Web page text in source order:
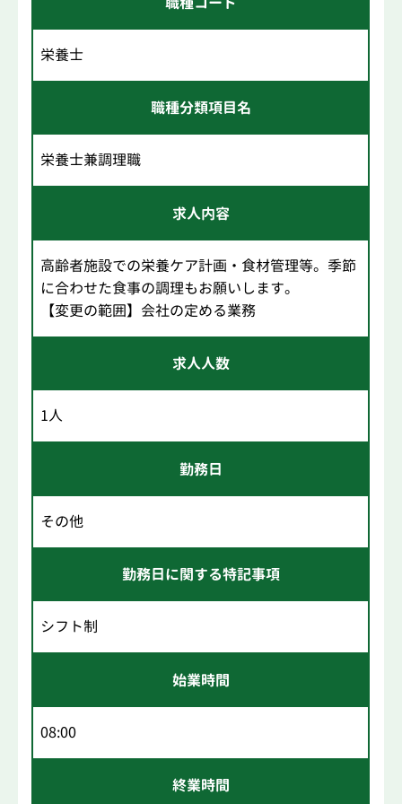
栄養士
職種分類項目名
栄養士兼調理職
求人内容
高齢者施設での栄養ケア計画・食材管理等。季節
に合わせた食事の調理もお願いします。
【変更の範囲】会社の定める業務
求人人数
1人
勤務日
その他
勤務日に関する特記事項
シフト制
始業時間
08:00
終業時間